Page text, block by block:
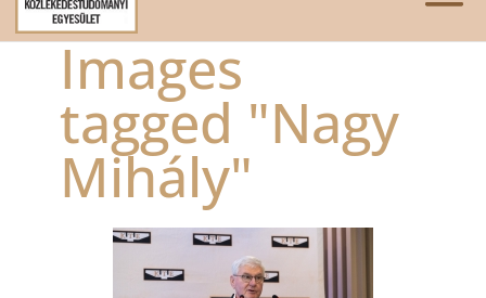
Images
tagged "Nagy
Mihály"